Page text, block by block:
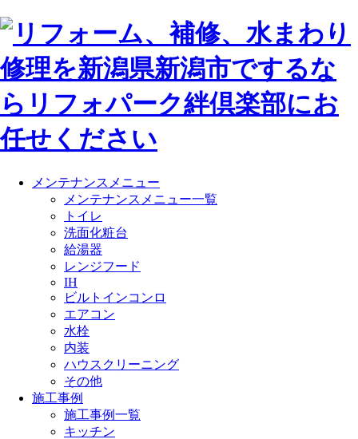
メンテナンスメニュー
メンテナンスメニュー一覧
トイレ
洗面化粧台
給湯器
レンジフード
IH
ビルトインコンロ
エアコン
水栓
内装
ハウスクリーニング
その他
施工事例
施工事例一覧
キッチン